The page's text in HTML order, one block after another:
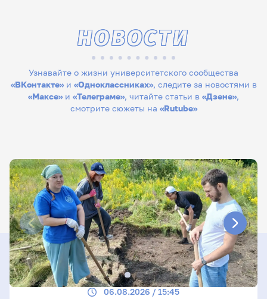
Узнавайте о жизни университетского сообщества
«ВКонтакте»и «Одноклассниках», следите за новостями в
«Максе» и «Телеграме», читайте статьи в «Дзене»,
смотрите сюжеты на «Rutube»
НОВОСТИ
06.08.2026 / 15:45